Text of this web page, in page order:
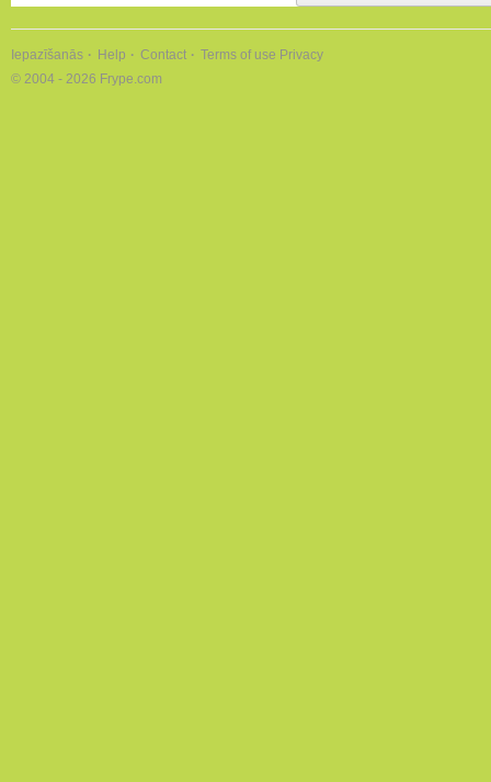
Iepazīšanās Help Contact Terms of use Privacy
© 2004 - 2026 Frype.com